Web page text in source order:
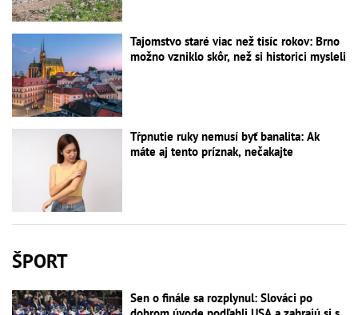
Tajomstvo staré viac než tisíc rokov: Brno
možno vzniklo skôr, než si historici mysleli
Tŕpnutie ruky nemusí byť banalita: Ak
máte aj tento príznak, nečakajte
ŠPORT
Sen o finále sa rozplynul: Slováci po